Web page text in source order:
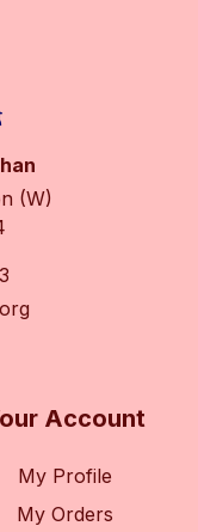
(W)
Account
My Profile
My Orders